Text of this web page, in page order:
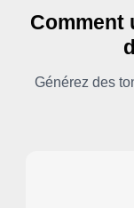
Comment
Générez des